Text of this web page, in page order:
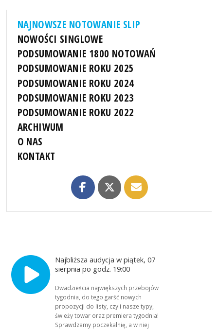
NAJNOWSZE NOTOWANIE SLIP
NOWOŚCI SINGLOWE
PODSUMOWANIE 1800 NOTOWAŃ
PODSUMOWANIE ROKU 2025
PODSUMOWANIE ROKU 2024
PODSUMOWANIE ROKU 2023
PODSUMOWANIE ROKU 2022
ARCHIWUM
O NAS
KONTAKT
Najbliższa audycja w piątek, 07
sierpnia po godz. 19:00
Dwadzieścia największych przebojów
tygodnia, do tego garść nowych
propozycji do listy, czyli nasze typy,
świeży towar oraz premiera tygodnia!
Sprawdzamy poczekalnię, a w niej